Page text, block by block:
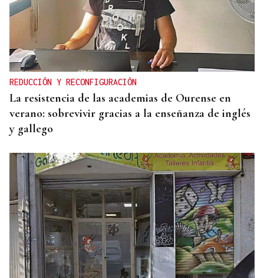
PREDICCIÓN METEOROLÓGICA
La estadística sugiere que no habrá nubes el día
del eclipse
REDUCCIÓN Y RECONFIGURACIÓN
La resistencia de las academias de Ourense en
verano: sobrevivir gracias a la enseñanza de inglés
y gallego